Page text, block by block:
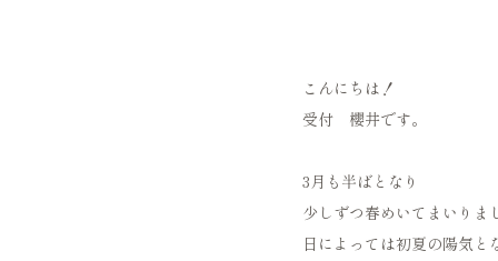
こんにちは！
受付 櫻井です。
3月も半ばとなり
少しずつ春めいてまいりま
日によっては初夏の陽気と